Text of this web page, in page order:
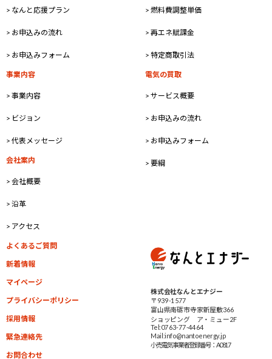
> なんと応援プラン
> お申込みの流れ
> お申込みフォーム
> 燃料費調整単価
> 再エネ賦課金
> 特定商取引法
事業内容
> 事業内容
> ビジョン
> 代表メッセージ
会社案内
> 会社概要
> 沿革
> アクセス
電気の買取
> サービス概要
> お申込みの流れ
> お申込みフォーム
> 要綱
よくあるご質問
新着情報
マイページ
プライバシーポリシー
採用情報
緊急連絡先
お問合わせ
株式会社なんとエナジー
〒939-1577
富山県南砺市寺家新屋敷366
ショッピング ア・ミュー2F
Tel:0763-77-4464
Mail:info@nantoenergy.jp
小売電気事業者登録番号：A0817